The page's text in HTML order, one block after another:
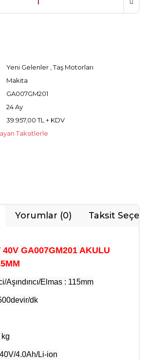
Yeni Gelenler ,Taş Motorları
Makita
GA007GM201
24 Ay
39.957,00 TL + KDV
Taksitlerle
Yorumlar (0) Taksit
40V GA007GM201 AKULU
Aşındırıcı/Elmas : 115mm
dk
40V/4.0Ah/Li-ion